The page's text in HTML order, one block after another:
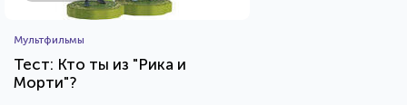
Мультфильмы
Тест: Кто ты из "Рика и
Морти"?